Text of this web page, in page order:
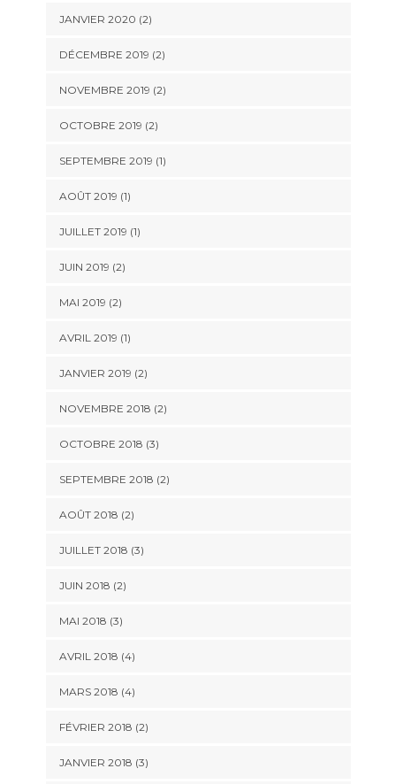
JANVIER 2020 (2)
DÉCEMBRE 2019 (2)
NOVEMBRE 2019 (2)
OCTOBRE 2019 (2)
SEPTEMBRE 2019 (1)
AOÛT 2019 (1)
JUILLET 2019 (1)
JUIN 2019 (2)
MAI 2019 (2)
AVRIL 2019 (1)
JANVIER 2019 (2)
NOVEMBRE 2018 (2)
OCTOBRE 2018 (3)
SEPTEMBRE 2018 (2)
AOÛT 2018 (2)
JUILLET 2018 (3)
JUIN 2018 (2)
MAI 2018 (3)
AVRIL 2018 (4)
MARS 2018 (4)
FÉVRIER 2018 (2)
JANVIER 2018 (3)